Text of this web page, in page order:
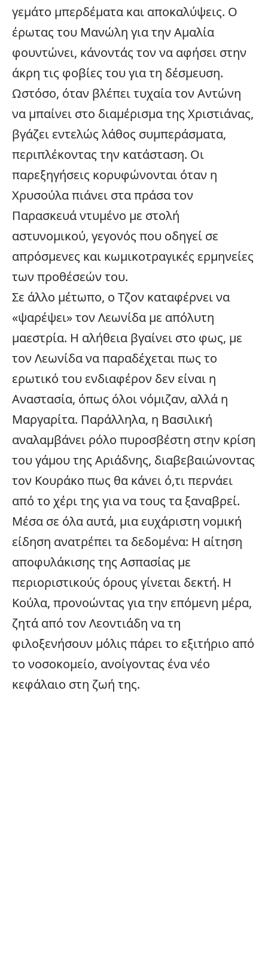
γεμάτο μπερδέματα και αποκαλύψεις. Ο
έρωτας του Μανώλη για την Αμαλία
φουντώνει, κάνοντάς τον να αφήσει στην
άκρη τις φοβίες του για τη δέσμευση.
Ωστόσο, όταν βλέπει τυχαία τον Αντώνη
να μπαίνει στο διαμέρισμα της Χριστιάνας,
βγάζει εντελώς λάθος συμπεράσματα,
περιπλέκοντας την κατάσταση. Οι
παρεξηγήσεις κορυφώνονται όταν η
Χρυσούλα πιάνει στα πράσα τον
Παρασκευά ντυμένο με στολή
αστυνομικού, γεγονός που οδηγεί σε
απρόσμενες και κωμικοτραγικές ερμηνείες
των προθέσεών του.
Σε άλλο μέτωπο, ο Τζον καταφέρνει να
«ψαρέψει» τον Λεωνίδα με απόλυτη
μαεστρία. Η αλήθεια βγαίνει στο φως, με
τον Λεωνίδα να παραδέχεται πως το
ερωτικό του ενδιαφέρον δεν είναι η
Αναστασία, όπως όλοι νόμιζαν, αλλά η
Μαργαρίτα. Παράλληλα, η Βασιλική
αναλαμβάνει ρόλο πυροσβέστη στην κρίση
του γάμου της Αριάδνης, διαβεβαιώνοντας
τον Κουράκο πως θα κάνει ό,τι περνάει
από το χέρι της για να τους τα ξαναβρεί.
Μέσα σε όλα αυτά, μια ευχάριστη νομική
είδηση ανατρέπει τα δεδομένα: Η αίτηση
αποφυλάκισης της Ασπασίας με
περιοριστικούς όρους γίνεται δεκτή. Η
Κούλα, προνοώντας για την επόμενη μέρα,
ζητά από τον Λεοντιάδη να τη
φιλοξενήσουν μόλις πάρει το εξιτήριο από
το νοσοκομείο, ανοίγοντας ένα νέο
κεφάλαιο στη ζωή της.